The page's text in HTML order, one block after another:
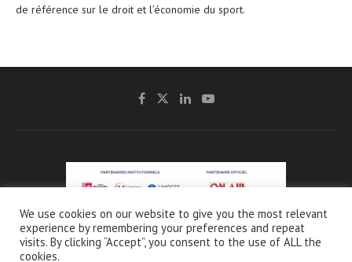
de référence sur le droit et l’économie du sport.
@2021 - CDES -Mentions légales & Crédits- Charte de protection et d’utilisation
des données personnelles
We use cookies on our website to give you the most relevant
experience by remembering your preferences and repeat
visits. By clicking “Accept”, you consent to the use of ALL the
cookies.